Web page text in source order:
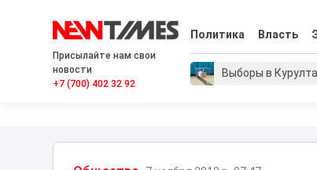
Присылайте нам свои
новости
+7 (700) 402 32 92
Политика Власть
Выборы в